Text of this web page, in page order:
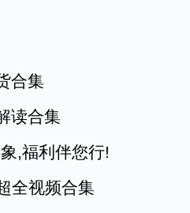
合集
读合集
,福利伴您行!
全视频合集